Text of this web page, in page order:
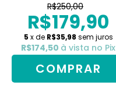
R$250,00
R$179,90
5 x de R$35,98 sem juros
R$174,50 à vista no Pix
COMPRAR